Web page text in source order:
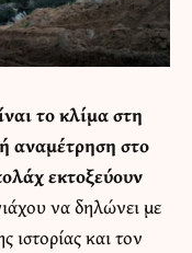
το κλίμα στη
αναμέτρηση στο
εκτοξεύουν
να δηλώνει με
ιστορίας και τον